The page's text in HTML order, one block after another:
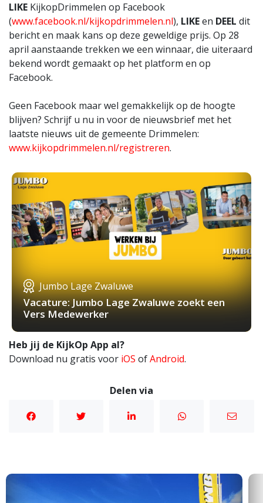
LIKE KijkopDrimmelen op Facebook
(www.facebook.nl/kijkopdrimmelen.nl), LIKEen DEEL dit
bericht en maak kans op deze geweldige prijs. Op 28
april aanstaande trekken we een winnaar, die uiteraard
bekend wordt gemaakt op het platform en op
Facebook.
Geen Facebook maar wel gemakkelijk op de hoogte
blijven? Schrijf u nu in voor de nieuwsbrief met het
laatste nieuws uit de gemeente Drimmelen:
www.kijkopdrimmelen.nl/registreren.
Jumbo Lage Zwaluwe
Vacature: Jumbo Lage Zwaluwe zoekt een
Vers Medewerker
Heb jij de KijkOp App al?
Download nu gratis voor iOS ofAndroid.
Delen via